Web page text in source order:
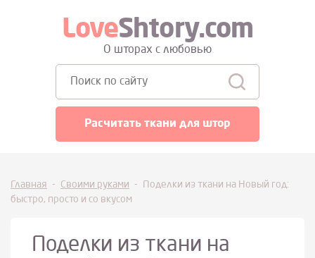
LoveShtory.com
О шторах с любовью
Расчитать ткани для штор
Главная - Своими руками -
Поделки из ткани на Новый год:
быстро, просто и со вкусом
Поделки из ткани на